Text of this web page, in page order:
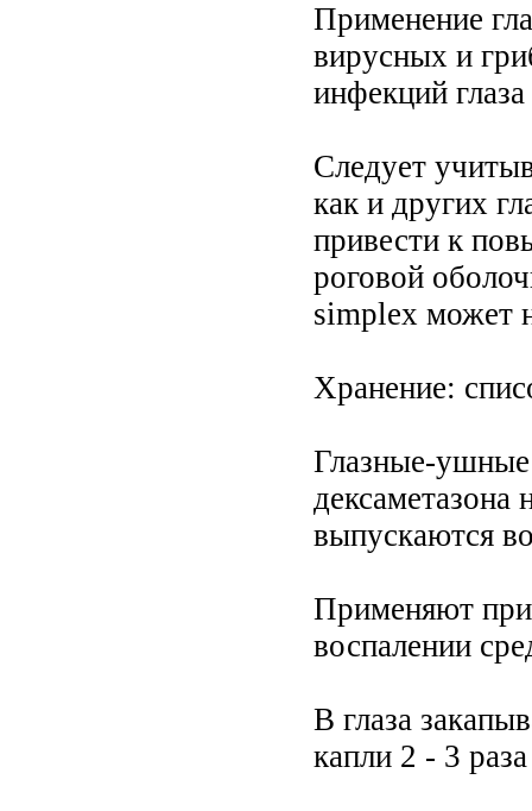
Применение
вирусных и
инфекций
Следует
как и других
привести к
роговой
simplex может
Хранение:
Глазные-
дексаметазона
выпускаются
Применяют при
воспалении
В глаза
капли 2 - 3